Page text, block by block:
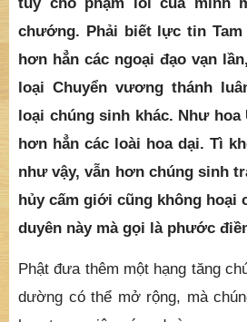
loại Chuyển vương thánh
loại chúng sinh khác. Như
hơn hẳn các loài hoa dại. Tì
như vậy, vẫn hơn chúng sinh
hủy cấm giới cũng không hoại
duyên này mà gọi là phước
Phật đưa thêm một hạng tăng
dường có thể mở rộng, mà
Hàng Tăng Ni Phật nói đây,